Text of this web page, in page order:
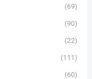
(69)
(90)
(22)
(111)
(60)